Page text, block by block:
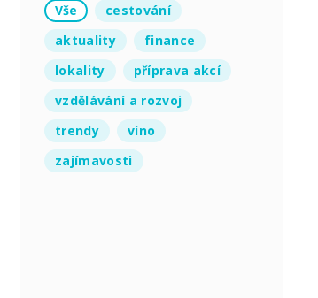
Vše
cestování
aktuality
finance
lokality
příprava akcí
vzdělávání a rozvoj
trendy
víno
zajímavosti